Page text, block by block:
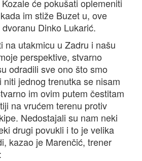
će pokušati oplemeniti
im stiže Buzet u, ove
Dinko Lukarić.
na utakmicu u Zadru i našu
perspektive, stvarno
odradili sve ono što smo
jednog trenutka se nisam
im ovim putem čestitam
na vrućem terenu protiv
Nedostajali su nam neki
drugi povukli i to je velika
kazao je Marenčić, trener